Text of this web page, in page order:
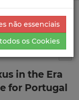
Detalhada da
in the Era
for Portugal
não essenciais
os Cookies